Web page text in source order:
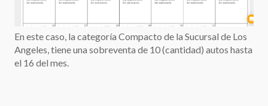
En este caso, la categoría Compacto de la Sucursal de Los
Angeles, tiene una sobreventa de 10 (cantidad) autos hasta
el 16 del mes.